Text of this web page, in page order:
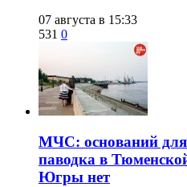
07 августа в 15:33
531 0
​МЧС: оснований для
паводка в
Югры нет